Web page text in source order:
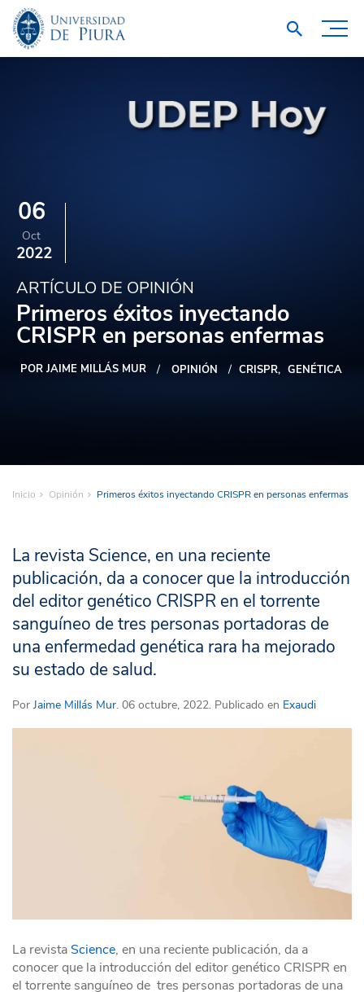
06
Oct
2022
ARTÍCULO DE OPINIÓN
Primeros éxitos inyectando
CRISPR en personas enfermas
POR JAIME MILLÁS MUR OPINIÓN CRISPR GENÉTICA
Inicio Opinión Primeros éxitos inyectando CRISPR en personas enfermas
La revista Science, en una reciente
publicación, da a conocer que la introducción
del editor genético CRISPR en el torrente
sanguíneo de tres personas portadoras de
una enfermedad genética rara ha mejorado
su estado de salud.
Por Jaime Millás Mur. 06 octubre, 2022. Publicado en Exaudi
La revista Science, en una reciente publicación, da a
conocer que la introducción del editor genético CRISPR en
el torrente sanguíneo de tres personas portadoras de una